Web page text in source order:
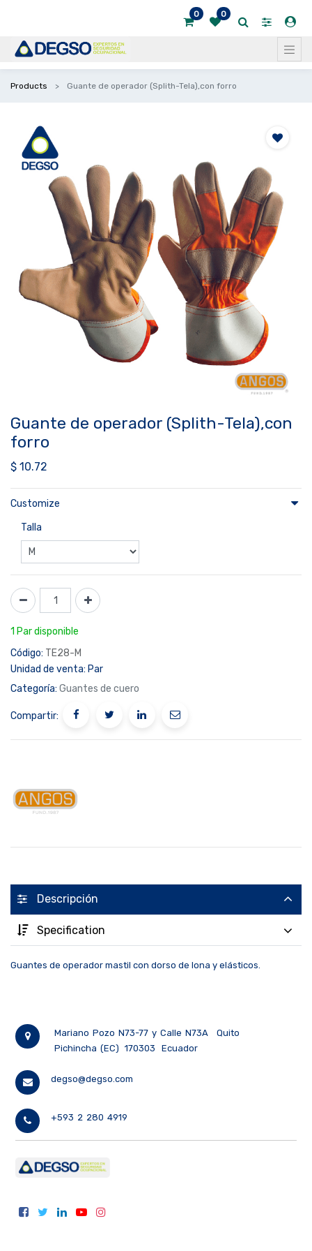
0 0
Products Guante de operador (Splith-Tela),con forro
Guante de operador (Splith-Tela),con
forro
$ 10.72
Customize
Talla
1 Par disponible
Código: TE28-M
Unidad de venta: Par
Categoría: Guantes de cuero
Compartir:
Descripción
Specification
Guantes de operador mastil con dorso de lona y elásticos.
Mariano Pozo N73-77 y Calle N73A
Quito
Pichincha (EC)
170303 Ecuador
degso@degso.com
+593 2 280 4919